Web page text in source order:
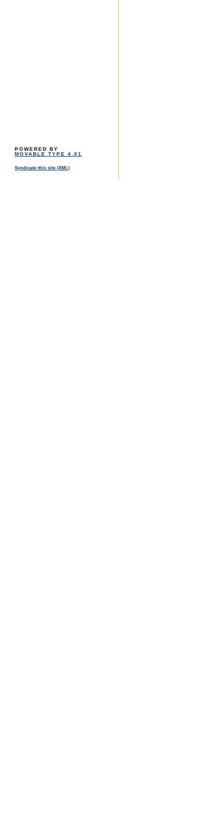
POWERED BY
MOVABLE TYPE 4.01
Syndicate this site (XML)